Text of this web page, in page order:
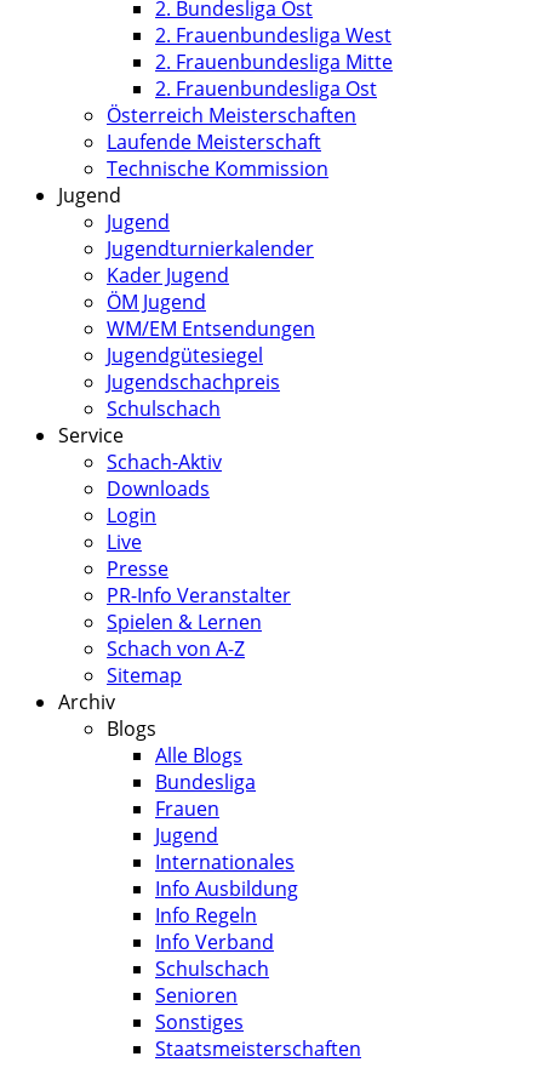
2. Bundesliga Ost
2. Frauenbundesliga West
2. Frauenbundesliga Mitte
2. Frauenbundesliga Ost
Österreich Meisterschaften
Laufende Meisterschaft
Technische Kommission
Jugend
Jugend
Jugendturnierkalender
Kader Jugend
ÖM Jugend
WM/EM Entsendungen
Jugendgütesiegel
Jugendschachpreis
Schulschach
Service
Schach-Aktiv
Downloads
Login
Live
Presse
PR-Info Veranstalter
Spielen & Lernen
Schach von A-Z
Sitemap
Archiv
Blogs
Alle Blogs
Bundesliga
Frauen
Jugend
Internationales
Info Ausbildung
Info Regeln
Info Verband
Schulschach
Senioren
Sonstiges
Staatsmeisterschaften